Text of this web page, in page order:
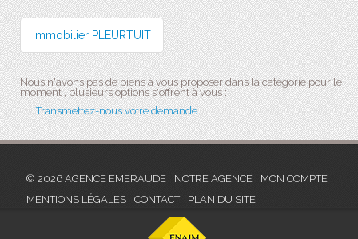
Immobilier PLEURTUIT
Nous n'avons pas de biens à vous proposer dans la catégorie pour le
moment , plusieurs options s'offrent à vous :
Transmettez-nous votre demande
© 2026 AGENCE EMERAUDE NOTRE AGENCE
MON COMPTE
MENTIONS LÉGALES
CONTACT PLAN DU SITE